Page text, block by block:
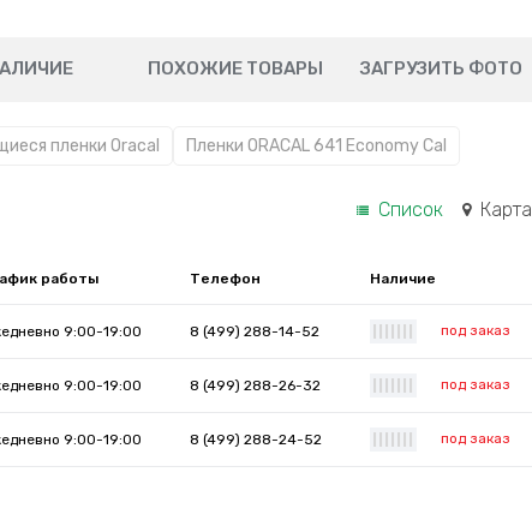
ПОХОЖИЕ ТОВАРЫ ЗАГРУЗИТЬ ФОТО
пленки Oracal Пленки ORACAL 641 Economy Cal
Список Карта
работы Телефон Наличие
9:00-19:00 8 (499) 288-14-52 под заказ
9:00-19:00 8 (499) 288-26-32 под заказ
9:00-19:00 8 (499) 288-24-52 под заказ